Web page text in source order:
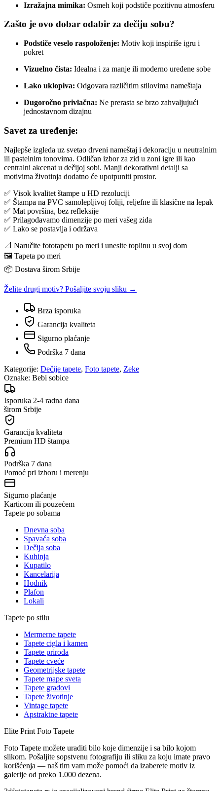
Izražajna mimika: Osmeh koji podstiče pozitivnu atmosferu
Zašto je ovo dobar odabir za dečiju sobu?
Podstiče veselo raspoloženje: Motiv koji inspiriše igru i
pokret
Vizuelno čista: Idealna i za manje ili moderno uređene sobe
Lako uklopiva: Odgovara različitim stilovima nameštaja
Dugoročno privlačna: Ne prerasta se brzo zahvaljujući
jednostavnom dizajnu
Savet za uređenje:
Najlepše izgleda uz svetao drveni nameštaj i dekoraciju u neutralnim
ili pastelnim tonovima. Odličan izbor za zid u zoni igre ili kao
centralni akcenat u dečijoj sobi. Manji dekorativni detalji sa
motivima životinja dodatno će upotpuniti prostor.
✅ Visok kvalitet štampe u HD rezoluciji
✅ Štampa na PVC samolepljivoj foliji, reljefne ili klasične na lepak
✅ Mat površina, bez refleksije
✅ Prilagođavamo dimenzije po meri vašeg zida
✅ Lako se postavlja i održava
📐 Naručite fototapetu po meri i unesite toplinu u svoj dom
🖼️ Tapeta po meri
📦 Dostava širom Srbije
Želite drugi motiv? Pošaljite svoju sliku →
Brza isporuka
Garancija kvaliteta
Sigurno plaćanje
Podrška 7 dana
Kategorije: Dečije tapete, Foto tapete, Zeke
Oznake: Bebi sobice
Isporuka 2-4 radna dana
širom Srbije
Garancija kvaliteta
Premium HD štampa
Podrška 7 dana
Pomoć pri izboru i merenju
Sigurno plaćanje
Karticom ili pouzećem
Tapete po sobama
Dnevna soba
Spavaća soba
Dečija soba
Kuhinja
Kupatilo
Kancelarija
Hodnik
Plafon
Lokali
Tapete po stilu
Mermerne tapete
Tapete cigla i kamen
Tapete priroda
Tapete cveće
Geometrijske tapete
Tapete mape sveta
Tapete gradovi
Tapete životinje
Vintage tapete
Apstraktne tapete
Elite Print Foto Tapete
Foto Tapete možete uraditi bilo koje dimenzije i sa bilo kojom
slikom. Pošaljite sopstvenu fotografiju ili sliku za koju imate pravo
korišćenja — naš tim vam može pomoći da izaberete motiv iz
galerije od preko 1.000 dezena.